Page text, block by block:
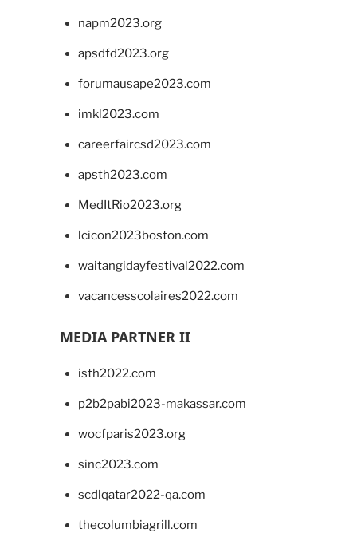
napm2023.org
apsdfd2023.org
forumausape2023.com
imkl2023.com
careerfaircsd2023.com
apsth2023.com
MedItRio2023.org
lcicon2023boston.com
waitangidayfestival2022.com
vacancesscolaires2022.com
MEDIA PARTNER II
isth2022.com
p2b2pabi2023-makassar.com
wocfparis2023.org
sinc2023.com
scdlqatar2022-qa.com
thecolumbiagrill.com